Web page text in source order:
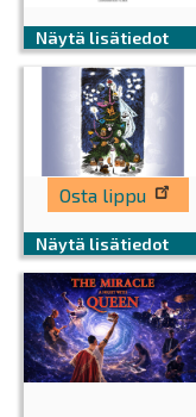
Näytä lisätiedot
Osta lippu
Näytä lisätiedot